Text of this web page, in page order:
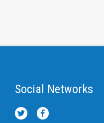
Social Networks
T
w
F
a